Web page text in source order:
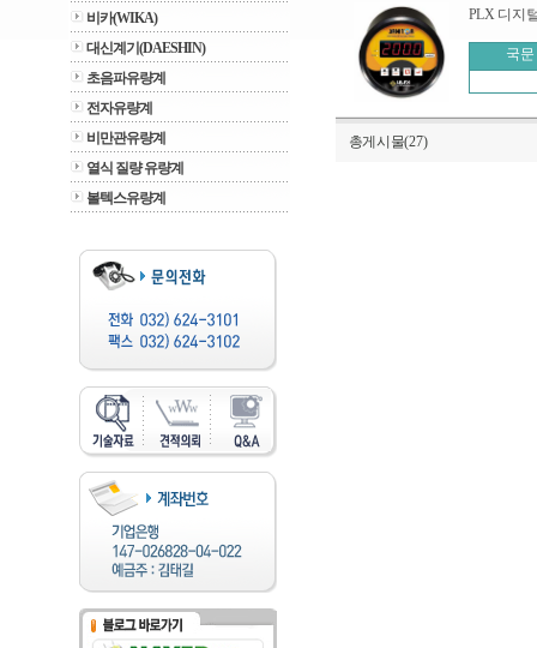
비카(WIKA)
대신계기(DAESHIN)
초음파유량계
전자유량계
비만관유량계
열식 질량 유량계
볼텍스유량계
PLX 디지
국
총게시물(27)